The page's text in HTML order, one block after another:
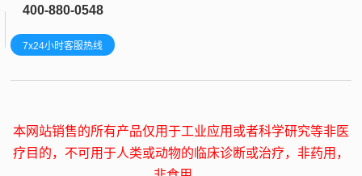
400-880-0548
7x24小时客服热线
本网站销售的所有产品仅用于工业应用或者科学研究等非医
疗目的，不可用于人类或动物的临床诊断或治疗，非药用，